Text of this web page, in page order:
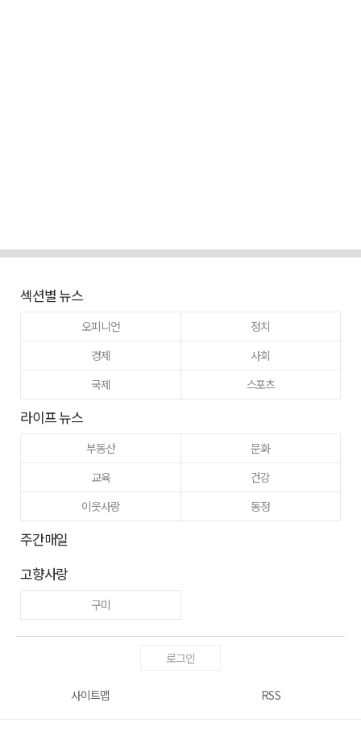
섹션별 뉴스
오피니언
정치
경제
사회
국제
스포츠
라이프 뉴스
부동산
문화
교육
건강
이웃사랑
동정
주간매일
고향사랑
구미
로그인
사이트맵 RSS